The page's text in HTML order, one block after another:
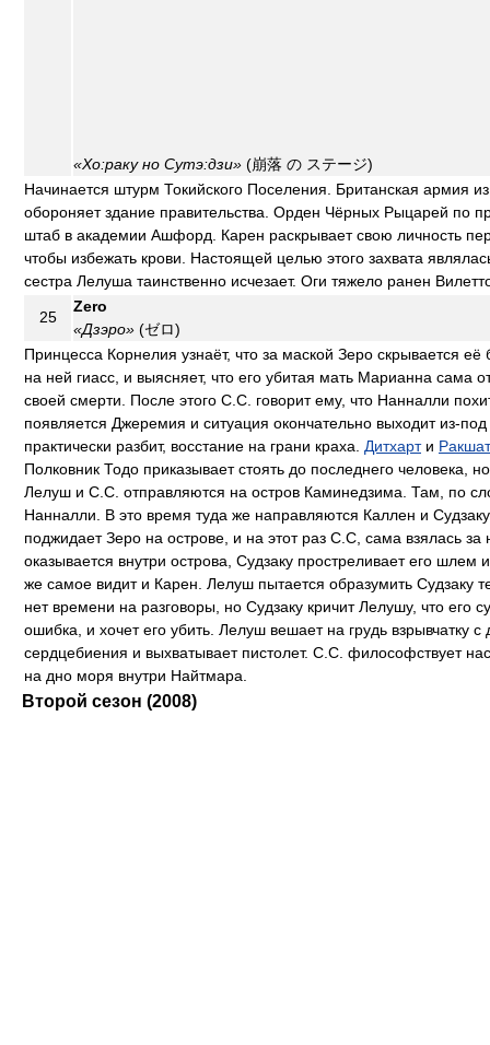
«Хо:раку но Сутэ:дзи» (崩落 の ステージ)
Начинается штурм Токийского Поселения. Британская армия
обороняет здание правительства. Орден Чёрных Рыцарей по
штаб в академии Ашфорд. Карен раскрывает свою личность
чтобы избежать крови. Настоящей целью этого захвата
сестра Лелуша таинственно исчезает. Оги тяжело ранен
25
Zero
«Дзэро» (ゼロ)
Принцесса Корнелия узнаёт, что за маской Зеро скрывается её
на ней гиасс, и выясняет, что его убитая мать Марианна сама
своей смерти. После этого С.С. говорит ему, что Нанналли
появляется Джеремия и ситуация окончательно выходит из-
практически разбит, восстание на грани краха. Дитхарти
Полковник Тодо приказывает стоять до последнего человека,
Лелуш и С.С. отправляются на остров Каминедзима. Там, по
Нанналли. В это время туда же направляются Каллен и
поджидает Зеро на острове, и на этот раз С.С, сама взялась за
оказывается внутри острова, Судзаку простреливает его шлем
же самое видит и Карен. Лелуш пытается образумить Судзаку
нет времени на разговоры, но Судзаку кричит Лелушу, что его
ошибка, и хочет его убить. Лелуш вешает на грудь взрывчатку с
сердцебиения и выхватывает пистолет. С.С. философствует
на дно моря внутри Найтмара.
Второй сезон (2008)